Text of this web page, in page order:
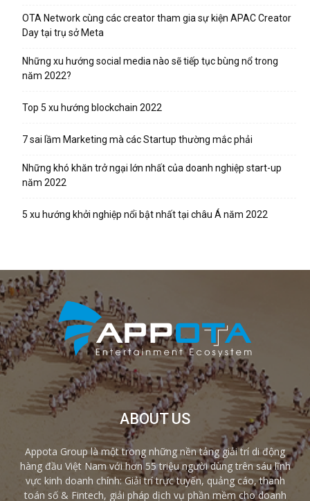
OTA Network cùng các creator tham gia sự kiện APAC Creator
Day tại trụ sở Meta
Những xu hướng social media nào sẽ tiếp tục bùng nổ trong
năm 2022?
Top 5 xu hướng blockchain 2022
7 sai lầm Marketing mà các Startup thường mắc phải
Những khó khăn trở ngại lớn nhất của doanh nghiệp start-up
năm 2022
5 xu hướng khởi nghiệp nổi bật nhất tại châu Á năm 2022
ABOUT US
Appota Group là một trong những nền tảng giải trí di động
hàng đầu Việt Nam với hơn 55 triệu người dùng trên sáu lĩnh
vực kinh doanh chính: Giải trí trực tuyến, quảng cáo, thanh
toán số & Fintech, giải pháp dịch vụ phần mềm cho doanh